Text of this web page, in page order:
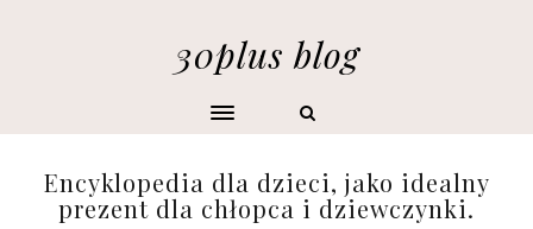
30plus blog
Encyklopedia dla dzieci, jako idealny
prezent dla chłopca i dziewczynki.